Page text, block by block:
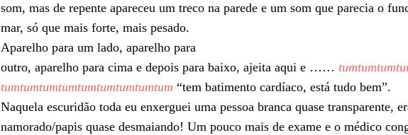
som, mas de repente apareceu um treco na parede e um som que parecia o
mar, só que mais forte, mais pesado.
Aparelho para um lado, aparelho para
outro, aparelho para cima e depois para baixo, ajeita aqui e ……
tumtumtumtumtumtumtumtumtum “tem batimento cardíaco, está tudo bem”.
Naquela escuridão toda eu enxerguei uma pessoa branca quase transparente,
namorado/papis quase desmaiando! Um pouco mais de exame e o médico